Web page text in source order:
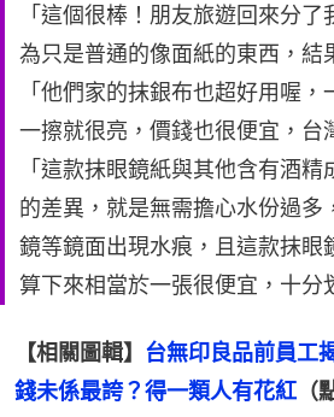
「這個很棒！朋友旅遊回來分
為只是普通的像面紙的東西，結
「他們家的抹銀布也超好用喔
一擦就很亮，價錢也很便宜，台
「這款抹眼鏡紙與其他含有酒
的差異，就是無需擔心水份過多
鏡等鏡面出現水痕，且這款抹眼
算下來相當於一張很便宜，十分
【相關圖輯】 台無印良品前員工
錢未係最誇？得一類人有花紅 （